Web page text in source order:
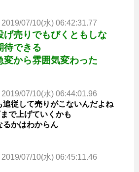
2019/07/10(水) 06:42:31.77
げ売りでもびくともしな
待できる
変から雰囲気変わった
2019/07/10(水) 06:44:01.96
追従して売りがこないんだよね
で上げていくかも
るかはわからん
2019/07/10(水) 06:45:11.46